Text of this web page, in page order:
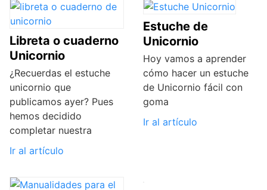
Libreta o cuaderno
Unicornio
¿Recuerdas el estuche
unicornio que
publicamos ayer? Pues
hemos decidido
completar nuestra
Ir al artículo
Estuche de
Unicornio
Hoy vamos a aprender
cómo hacer un estuche
de Unicornio fácil con
goma
Ir al artículo